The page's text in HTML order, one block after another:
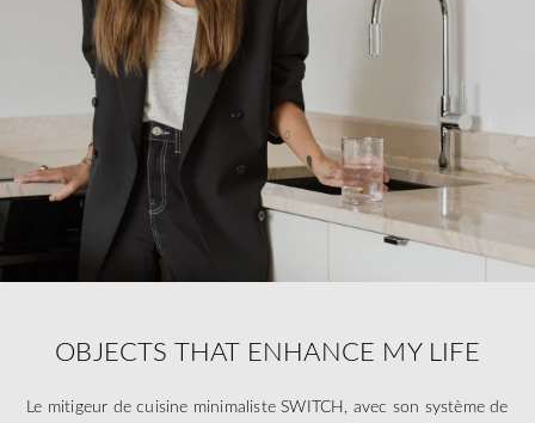
OBJECTS THAT ENHANCE MY LIFE
Le mitigeur de cuisine minimaliste SWITCH, avec son système de